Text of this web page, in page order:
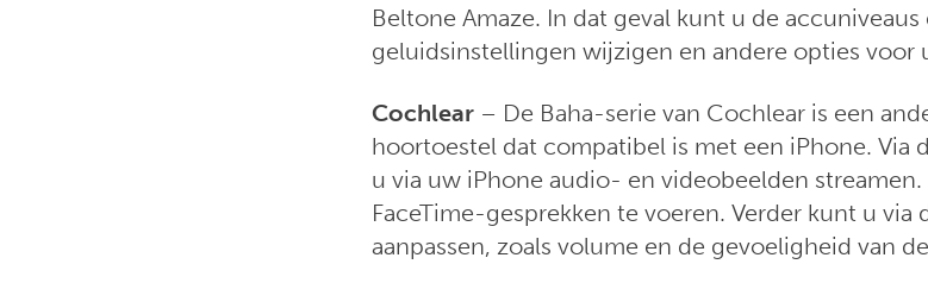
Beltone Amaze. In dat geval kunt u de
geluidsinstellingen wijzigen en andere opties voor
Cochlear – De Baha-serie van Cochlear is een
hoortoestel dat compatibel is met een iPhone. Via
u via uw iPhone audio- en videobeelden
FaceTime-gesprekken te voeren. Verder kunt u via
aanpassen, zoals volume en de gevoeligheid van